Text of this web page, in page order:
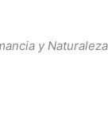
y Naturaleza